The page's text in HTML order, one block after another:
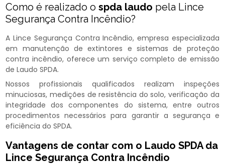
Como é realizado ospda laudo pela Lince
Segurança Contra Incêndio?
A Lince Segurança Contra Incêndio, empresa especializada
em manutenção de extintores e sistemas de proteção
contra incêndio, oferece um serviço completo de emissão
de Laudo SPDA.
Nossos profissionais qualificados realizam inspeções
minuciosas, medições de resistência do solo, verificação da
integridade dos componentes do sistema, entre outros
procedimentos necessários para garantir a segurança e
eficiência do SPDA.
Vantagens de contar com o Laudo SPDA da
Lince Segurança Contra Incêndio